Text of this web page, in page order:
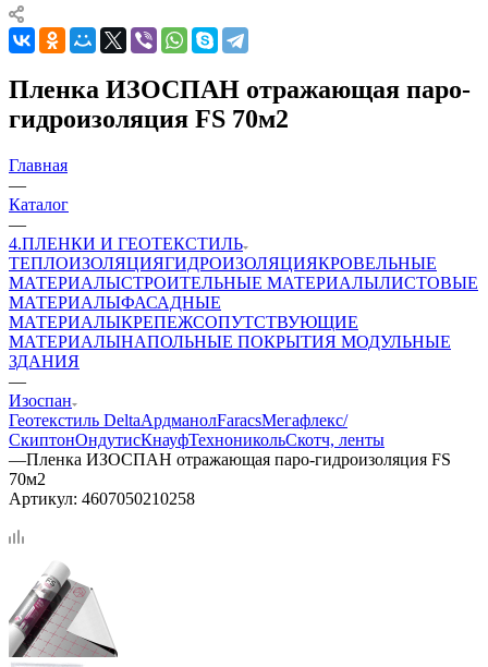
Пленка ИЗОСПАН отражающая паро-
гидроизоляция FS 70м2
Главная
—
Каталог
—
4.ПЛЕНКИ И ГЕОТЕКСТИЛЬ
ТЕПЛОИЗОЛЯЦИЯГИДРОИЗОЛЯЦИЯКРОВЕЛЬНЫЕ
МАТЕРИАЛЫСТРОИТЕЛЬНЫЕ МАТЕРИАЛЫЛИСТОВЫЕ
МАТЕРИАЛЫФАСАДНЫЕ
МАТЕРИАЛЫКРЕПЕЖСОПУТСТВУЮЩИЕ
МАТЕРИАЛЫНАПОЛЬНЫЕ ПОКРЫТИЯ МОДУЛЬНЫЕ
ЗДАНИЯ
—
Изоспан
Геотекстиль DeltaАрдманолFaracsМегафлекс/
СкиптонОндутисКнауфТехноникольСкотч, ленты
—Пленка ИЗОСПАН отражающая паро-гидроизоляция FS
70м2
Артикул: 4607050210258